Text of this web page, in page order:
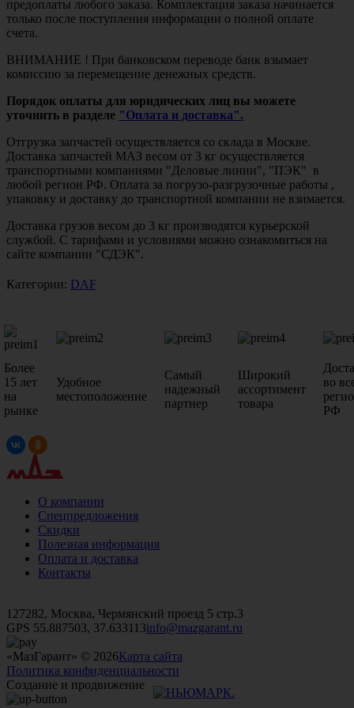
предоплаты любого заказа. Комплектация заказа начинается
только после поступления информации о полной оплате
счета.
ВНИМАНИЕ ! При банковском переводе банк взымает
комиссию за перемещение денежных средств.
Порядок оплаты для юридических лиц вы можете
уточнить в разделе "Оплата и доставка".
Отгрузка запчастей осуществляется со склада в Москве.
Доставка запчастей МАЗ весом от 3 кг осуществляется
транспортными компаниями "Деловые линии", "ПЭК" в
любой регион РФ. Оплата за погрузо-разгрузочные работы ,
упаковку и доставку до транспортной компании не взимается.
Доставка грузов весом до 3 кг производятся курьерской
службой. С тарифами и условиями можно ознакомиться на
сайте компании "СДЭК".
Категории: DAF
Более
15 лет
на
рынке
Удобное
местоположение
Самый
надежный
партнер
Широкий
ассортимент
товара
во
РФ
О компании
Спецпредложения
Скидки
Полезная информация
Оплата и доставка
Контакты
127282, Москва, Чермянский проезд 5 стр.3
GPS 55.887503, 37.633113info@mazgarant.ru
«МазГарант» © 2026Карта сайта
Политика конфиденциальности
Создание и продвижение